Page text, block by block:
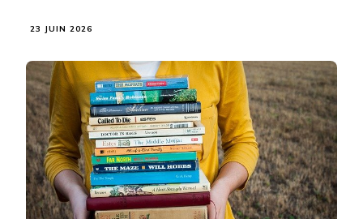
23 JUIN 2026